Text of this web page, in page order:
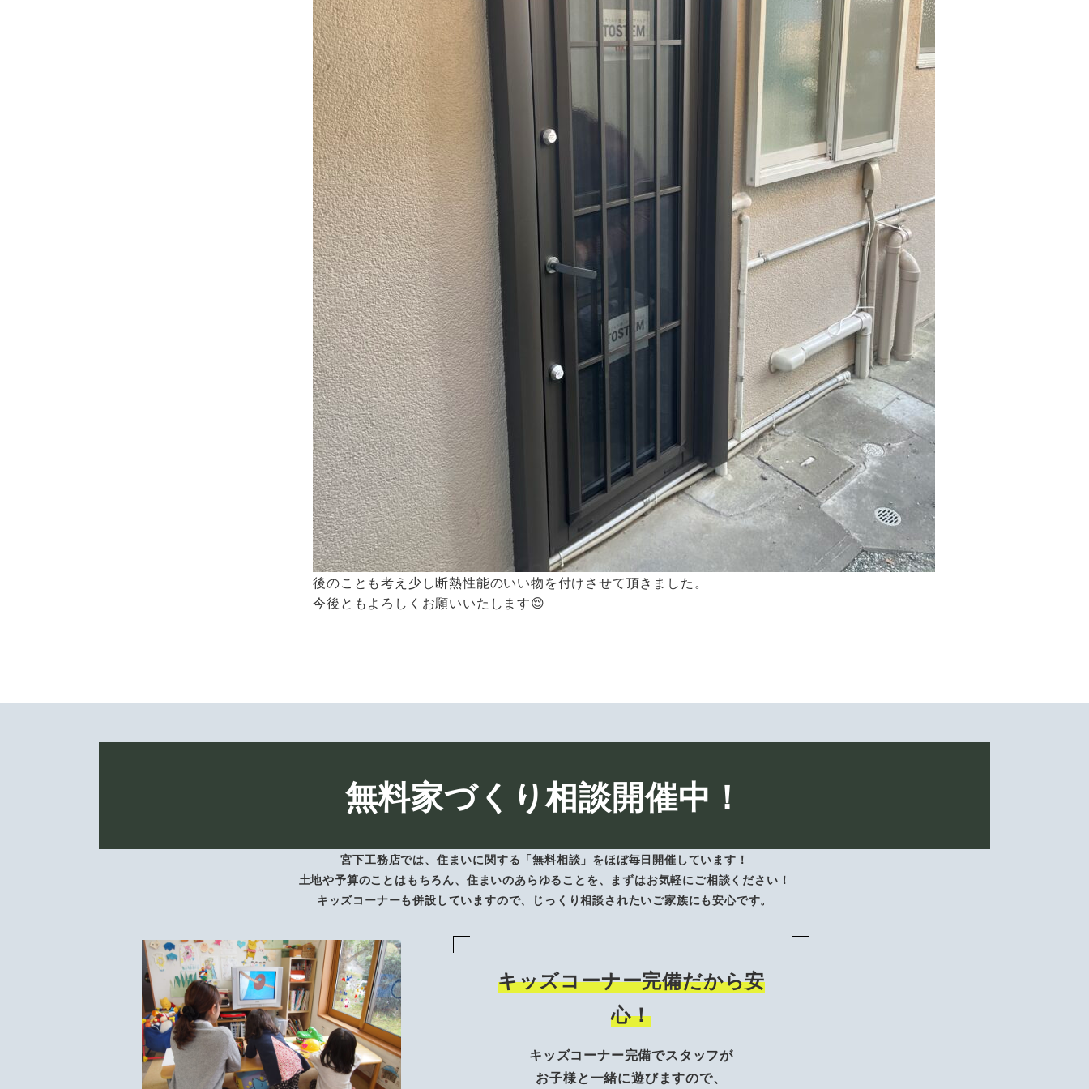
後のことも考え少し断熱性能のいい物を付けさせて頂きました。
今後ともよろしくお願いいたします😌
無料家づくり相談開催中！
宮下工務店では、住まいに関する「無料相談」をほぼ毎日開催しています！
土地や予算のことはもちろん、住まいのあらゆることを、まずはお気軽にご相談ください！
キッズコーナーも併設していますので、じっくり相談されたいご家族にも安心です。
キッズコーナー完備だから安
心！
キッズコーナー完備でスタッフが
お子様と一緒に遊びますので、